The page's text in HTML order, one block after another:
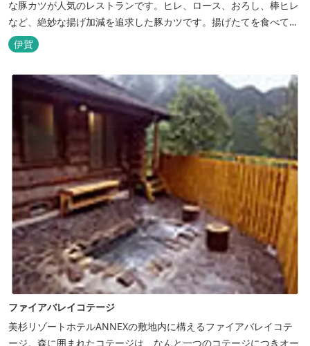
な豚カツが人気のレストランです。ヒレ、ロース、おろし、棒ヒレ
など、絶妙な揚げ加減を追求した豚カツです。揚げたてを食べてい
ただくために、注文後じっくり揚げてお出ししています。 ★手作
りのお蕎麦をお楽しみいただけます！ お蕎麦は毎日お店で打ってつ
くっております。北海道や三重のそば粉を使用してつくる、喉ごし
の良い昔ながらのお蕎麦...
伊賀
ファイアバレイコテージ
美杉リゾートホテルANNEXの敷地内に構えるファイアバレイコテ
ージ。森に囲まれたコテージは、なんと一つのコテージにつきオー